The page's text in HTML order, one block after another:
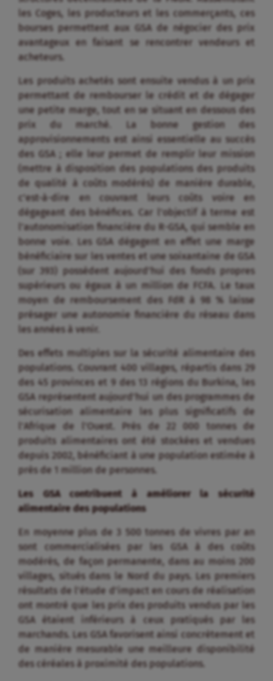
les Coges, les producteurs et les commerçants, ces
bourses permettent aux GSA de négocier des prix
avantageux en faisant se rencontrer vendeurs et
acheteurs.
Les produits achetés sont ensuite vendus à un prix
permettant de rembourser le crédit et de dégager
une petite marge, tout en se situant en dessous des
prix du marché. La bonne gestion des
approvisionnements est ainsi essentielle au succès
des GSA ; elle leur permet de remplir leur mission
(mettre à disposition des populations des produits
de qualité à coûts modérés) de manière durable,
c’est-à-dire en couvrant leurs coûts voire en
dégageant des bénéfices. Car l’objectif à terme est
l’autonomisation financière du R-GSA, qui semble en
bonne voie. Les GSA dégagent en effet une marge
bénéficiaire sur les ventes et une soixantaine de GSA
(sur 393) possèdent aujourd’hui des fonds propres
supérieurs ou égaux à un million de FCFA. Le taux
moyen de remboursement des FdR à 98 % laisse
présager une autonomie financière du réseau dans
les années à venir.
Des effets multiples sur la sécurité alimentaire des
populations. Couvrant 400 villages, répartis dans 29
des 45 provinces et 9 des 13 régions du Burkina, les
GSA représentent aujourd’hui un des programmes de
sécurisation alimentaire les plus significatifs de
l’Afrique de l’Ouest. Près de 22 000 tonnes de
produits alimentaires ont été stockées et vendues
depuis 2002, bénéficiant à une population estimée à
près de 1 million de personnes.
Les GSA contribuent à améliorer la sécurité
alimentaire des populations
En moyenne plus de 3 500 tonnes de vivres par an
sont commercialisées par les GSA à des coûts
modérés, de façon permanente, dans au moins 200
villages, situés dans le Nord du pays. Les premiers
résultats de l’étude d’impact en cours de réalisation
ont montré que les prix des produits vendus par les
GSA étaient inférieurs à ceux pratiqués par les
marchands. Les GSA favorisent ainsi concrètement et
de manière mesurable une meilleure disponibilité
des céréales à proximité des populations.